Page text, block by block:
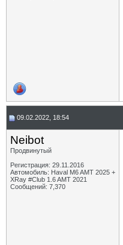
09.02.2022, 18:54
Neibot
Продвинутый
Регистрация: 29.11.2016
Автомобиль: Haval M6 AMT 2025 +
XRay #Club 1.6 AMT 2021
Сообщений: 7,370